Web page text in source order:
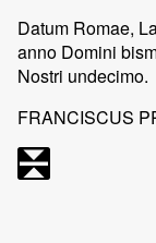
Datum Romae,
anno Domini
Nostri undecimo.
FRANCISCUS